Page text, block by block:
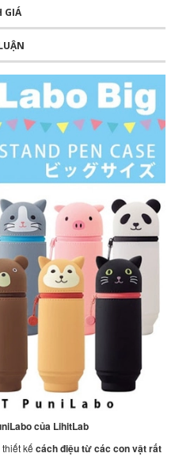
GIÁ
của LihitLab
kế cách điệu từ các con vật rất